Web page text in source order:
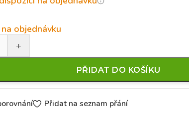
objednávku
PŘIDAT DO KOŠÍKU
Přidat na seznam přání